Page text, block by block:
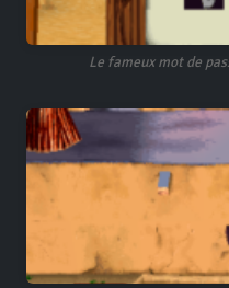
Le fameux mot de